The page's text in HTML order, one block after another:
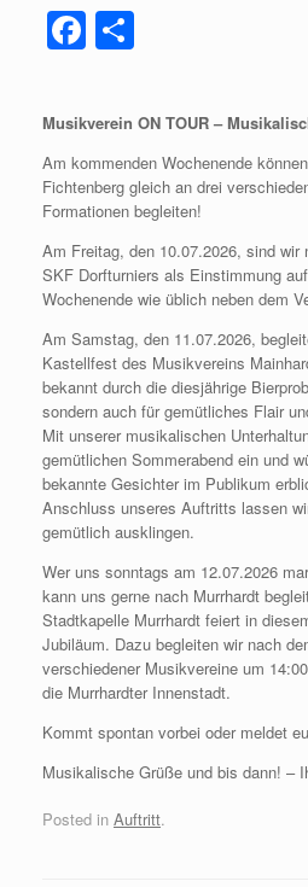
F
a
c
e
b
o
o
k
e
n
Musikverein ON TOUR –
Am kommenden Wochenende
Fichtenberg gleich an drei
Formationen begleiten!
Am Freitag, den 10.07.2026, sind
SKF Dorfturniers als Einstimmung
Wochenende wie üblich neben dem
Am Samstag, den 11.07.2026,
Kastellfest des Musikvereins
bekannt durch die diesjährige
sondern auch für gemütliches Flair
Mit unserer musikalischen
gemütlichen Sommerabend ein und
bekannte Gesichter im Publikum
Anschluss unseres Auftritts lassen
gemütlich ausklingen.
Wer uns sonntags am 12.07.2026
kann uns gerne nach Murrhardt
Stadtkapelle Murrhardt feiert in
Jubiläum. Dazu begleiten wir nach
verschiedener Musikvereine um
die Murrhardter Innenstadt.
Kommt spontan vorbei oder meldet
Musikalische Grüße und bis dann! –
Posted in Auftritt.